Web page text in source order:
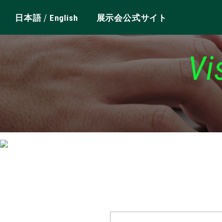
日本語/ English 展示会公式サイト